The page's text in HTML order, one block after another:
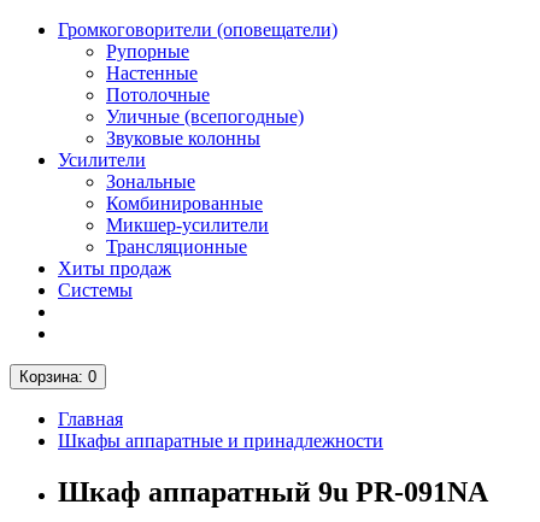
Громкоговорители (оповещатели)
Рупорные
Настенные
Потолочные
Уличные (всепогодные)
Звуковые колонны
Усилители
Зональные
Комбинированные
Микшер-усилители
Трансляционные
Хиты продаж
Системы
Корзина: 0
Главная
Шкафы аппаратные и принадлежности
Шкаф аппаратный 9u PR-091NA